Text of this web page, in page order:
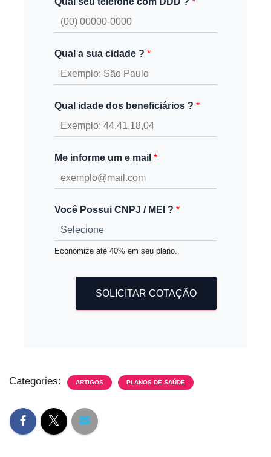
Qual a sua cidade ? *
Qual idade dos beneficiários ? *
Me informe um e mail *
Você Possui CNPJ / MEI ? *
Economize até 40% em seu plano.
SOLICITAR COTAÇÃO
Categories: ARTIGOS PLANOS DE SAÚDE